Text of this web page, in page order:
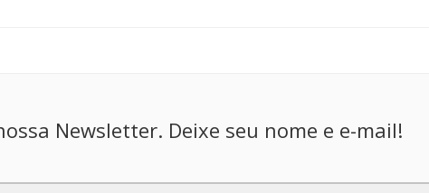
Newsletter. Deixe seu nome e e-mail!